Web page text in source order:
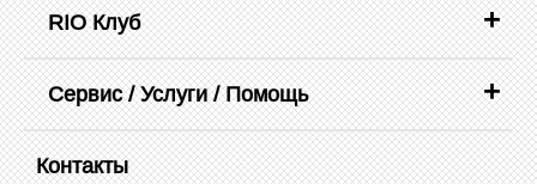
RIO Клуб
Сервис / Услуги / Помощь
Контакты